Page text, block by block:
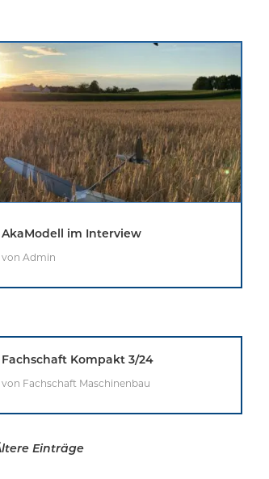
AkaModell im Interview
vonAdmin
Fachschaft Kompakt 3/24
von Fachschaft Maschinenbau
Einträge